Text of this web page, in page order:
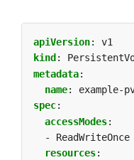
apiVersion:
v1
kind :
metadata:
name:
example-
spec:
accessModes:
- ReadWriteOnce
resources: